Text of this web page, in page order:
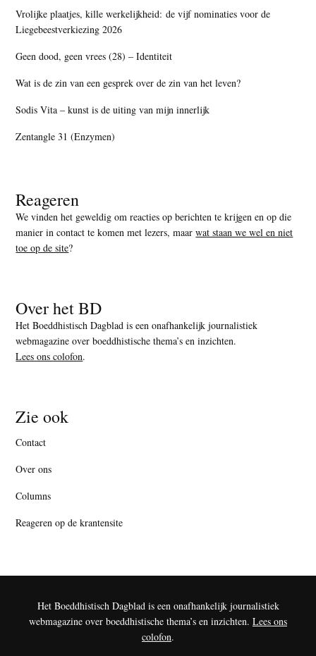
Vrolijke plaatjes, kille werkelijkheid: de vijf nominaties voor de
Liegebeestverkiezing 2026
Geen dood, geen vrees (28) – Identiteit
Wat is de zin van een gesprek over de zin van het leven?
Sodis Vita – kunst is de uiting van mijn innerlijk
Zentangle 31 (Enzymen)
Reageren
We vinden het geweldig om reacties op berichten te krijgen en op die
manier in contact te komen met lezers, maarwat staan we wel en niet
toe op de site?
Over het BD
Het Boeddhistisch Dagblad is een onafhankelijk journalistiek
webmagazine over boeddhistische thema’s en inzichten.
Lees ons colofon.
Zie ook
Contact
Over ons
Columns
Reageren op de krantensite
Het Boeddhistisch Dagblad is een onafhankelijk journalistiek
webmagazine over boeddhistische thema’s en inzichten. Lees ons
colofon.